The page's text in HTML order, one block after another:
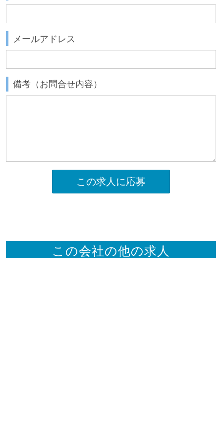
メールアドレス
備考（お問合せ内容）
この求人に応募
この会社の他の求人